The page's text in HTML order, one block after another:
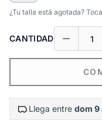
¿Tu talla está agotada?
CANTIDAD
Llega entre dom 9